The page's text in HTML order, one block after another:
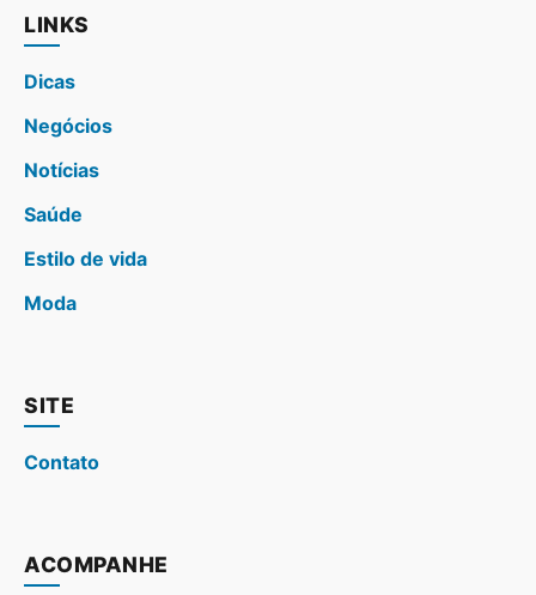
LINKS
Dicas
Negócios
Notícias
Saúde
Estilo de vida
Moda
SITE
Contato
ACOMPANHE